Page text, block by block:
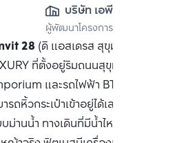
บริษัท เอพี เอ็มอี
(สุขุมวิท) จำกัด
ผู้พัฒนาโครงการ
28 (ดิ แอสเดรส สุขุมวิท 28)
ที่ตั้งอยู่ริมถนนสุขุมวิท ในทำเล
และรถไฟฟ้า BTS พร้อมพงษ์
หิ้วกระเป๋าเข้าอยู่ได้เลย สระว่ายน้ำ
านน้ำ ทางเดินที่มีน้ำไหล เตียงรอบ